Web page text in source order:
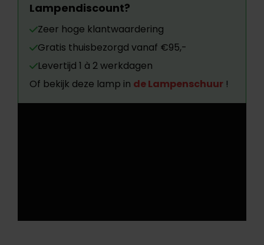
Lampendiscount?
Zeer hoge klantwaardering
Gratis thuisbezorgd vanaf €95,-
Levertijd 1 à 2 werkdagen
Of bekijk deze lamp in de Lampenschuur !